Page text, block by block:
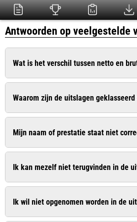
Antwoorden op veelgestelde
Wat is het verschil tussen netto en
De bruto tijd is de officiële tijd die
het startschot heeft geklonken. De
Waarom zijn de uitslagen
Dit is conform het wedstrijdreglement
Bij sommige evenementen worden
Mijn naam of prestatie staat niet
Geef dit door aan de organisatie. De
vaak op de website van de organisatie.
Ik kan mezelf niet terugvinden in de
Geef dit door aan de organisatie. De
vaak op de website van de organisatie.
Ik wil niet opgenomen worden in de